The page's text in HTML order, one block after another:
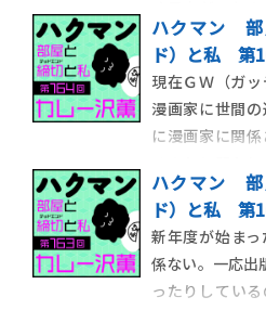
ばす。ついに
としても、用が
滞在時間が飛行
いことすらあ
であり、
ハクマン 部
ド）と私 第
現在ＧＷ（ガッ
漫画家に世間
に漫画家に関
以外は思いつ
ことは、その
も無縁である
無縁というこ
も病める」とい
ハクマン 部
ド）と私 第
新年度が始ま
係ない。一応出
ったりしてい